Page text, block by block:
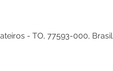
- TO, 77593-000, Brasil